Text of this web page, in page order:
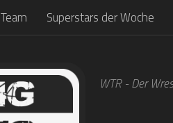
Team Superstars der Woche
WTR - Der